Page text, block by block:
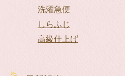
洗濯急便
しらふじ
高級仕上げ